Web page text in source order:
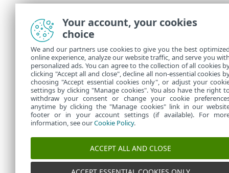
Your account, your cookies
choice
We and our partners use cookies to give you the best
online experience, analyze our website traffic, and serve you
personalized ads. You can agree to the collection of all cookies
clicking "Accept all and close", decline all non-essential cookies
choosing "Accept essential cookies only", or adjust your
settings by clicking "Manage cookies". You also have the right
withdraw your consent or change your cookie
anytime by clicking the "Manage cookies" link in our
footer or in your account settings (if available). For
information, see ourCookie Policy.
ACCEPT ALL AND CLOSE